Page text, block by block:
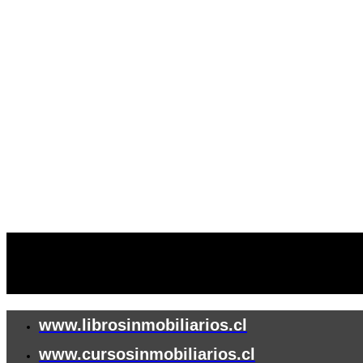
www.librosinmobiliarios.cl
www.cursosinmobiliarios.cl